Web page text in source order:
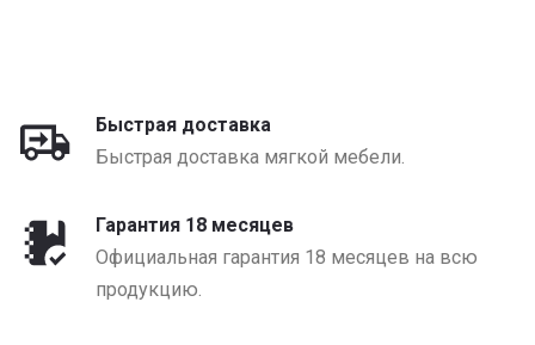
Быстрая доставка
Быстрая доставка мягкой мебели.
Гарантия 18 месяцев
Официальная гарантия 18 месяцев на всю
продукцию.